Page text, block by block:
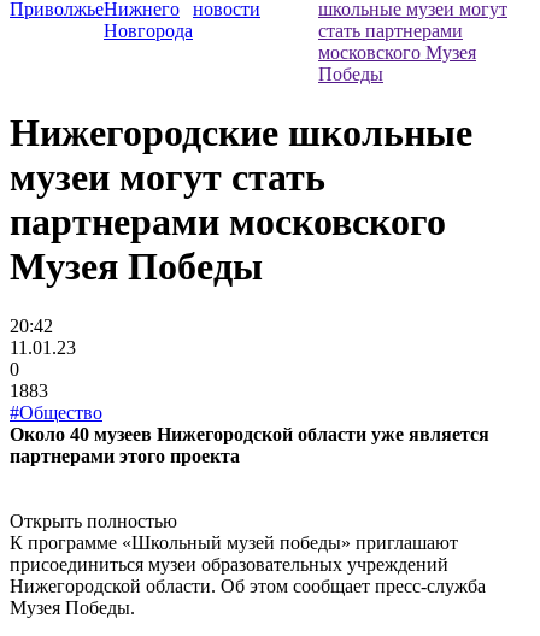
ПриволжьеНижнего
Новгорода
новости
школьные музеи могут
стать партнерами
московского Музея
Победы
Нижегородские школьные
музеи могут стать
партнерами московского
Музея Победы
20:42
11.01.23
0
1883
#Общество
Около 40 музеев Нижегородской области уже является
партнерами этого проекта
Открыть полностью
К программе «Школьный музей победы» приглашают
присоединиться музеи образовательных учреждений
Нижегородской области. Об этом сообщает пресс-служба
Музея Победы.